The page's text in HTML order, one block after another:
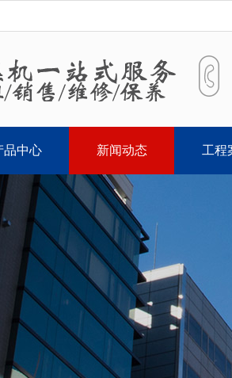
品中心 新闻动态 工程